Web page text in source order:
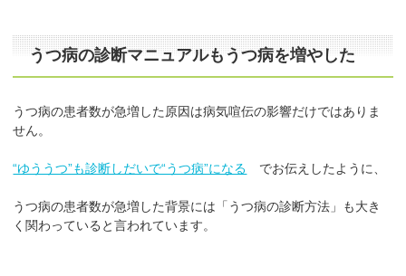
うつ病の診断マニュアルもうつ病を増やした
うつ病の患者数が急増した原因は病気喧伝の影響だけではありま
せん。
“ゆううつ”も診断しだいで“うつ病”になる でお伝えしたように、
うつ病の患者数が急増した背景には「うつ病の診断方法」も大き
く関わっていると言われています。